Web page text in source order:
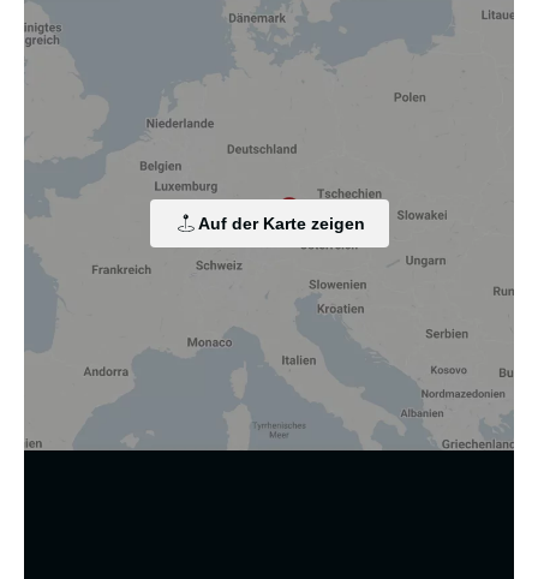
Auf der Karte zeigen
Wir nutzen Cookies und andere Technologien.
Diese Website nutzt Cookies und vergleichbare Funktionen
zur Verarbeitung von Endgeräteinformationen und
Einbindung von Inhalten, externen Diensten und Elementen
Dritter, der statistischen Analyse/Messung, der
personalisierten Werbung sowie der Einbindung sozialer
Medien. Je nach Funktion werden dabei Daten an Dritte
weitergegeben und an Dritte in Ländern, in denen kein
angemessenes Datenschutzniveau vorliegt und von diesen
verarbeitet wird, z. B. die USA. Ihre Einwilligung ist stets
freiwillig, für die Nutzung unserer Website nicht erforderlich
und kann jederzeit auf unserer Seite abgelehnt oder
Zustimmung ändern